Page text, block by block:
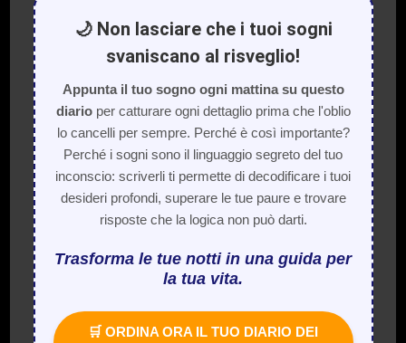
🌙 Non lasciare che i tuoi sogni
svaniscano al risveglio!
Appunta il tuo sogno ogni mattina su questo
diarioper catturare ogni dettaglio prima che l'oblio
lo cancelli per sempre. Perché è così importante?
Perché i sogni sono il linguaggio segreto del tuo
inconscio: scriverli ti permette di decodificare i tuoi
desideri profondi, superare le tue paure e trovare
risposte che la logica non può darti.
Trasforma le tue notti in una guida per
la tua vita.
🛒 ORDINA ORA IL TUO DIARIO DEI